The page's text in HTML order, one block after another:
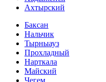
Ахтырский
Баксан
Нальчик
Тырныауз
Прохладный
Нарткала
Майский
Чегем